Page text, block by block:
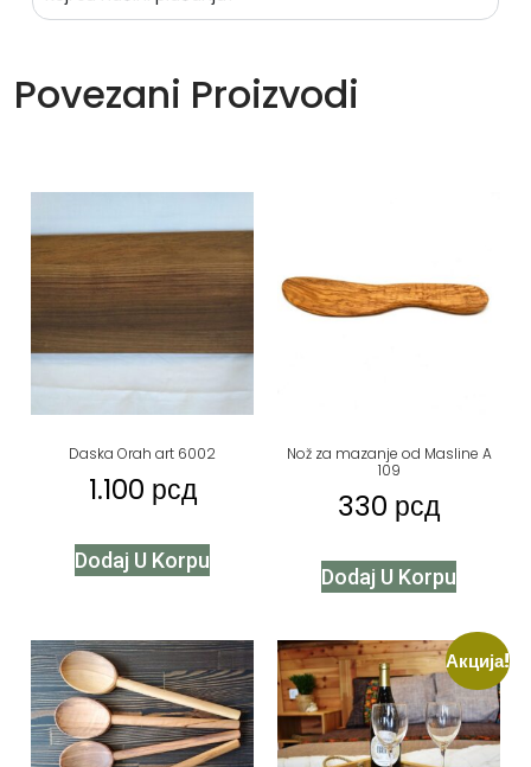
Povezani Proizvodi
Daska Orah art 6002
1.100 рсд
Dodaj U Korpu
Nož za mazanje od Masline A
109
330 рсд
Dodaj U Korpu
Акција!